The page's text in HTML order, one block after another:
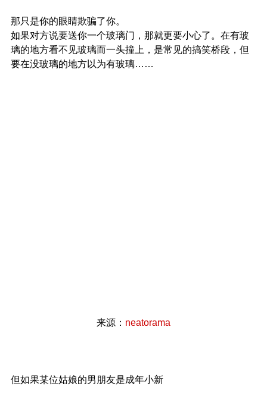
那只是你的眼睛欺骗了你。
如果对方说要送你一个玻璃门，那就更要小心了。在有玻
璃的地方看不见玻璃而一头撞上，是常见的搞笑桥段，但
要在没玻璃的地方以为有玻璃……
来源： neatorama
但如果某位姑娘的男朋友是成年小新